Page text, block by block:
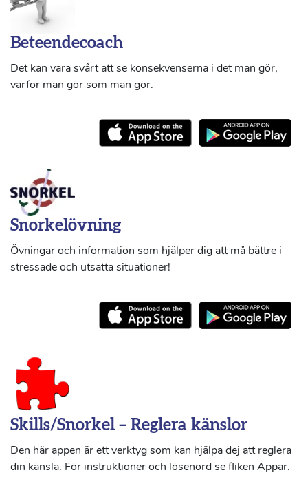
Beteendecoach
Det kan vara svårt att se konsekvenserna i det man gör,
varför man gör som man gör.
Snorkelövning
Övningar och information som hjälper dig att må bättre i
stressade och utsatta situationer!
Skills/Snorkel – Reglera känslor
Den här appen är ett verktyg som kan hjälpa dej att reglera
din känsla. För instruktioner och lösenord se fliken Appar.